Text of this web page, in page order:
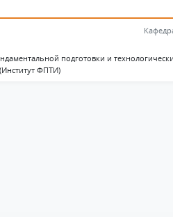
подготовки и
ФПТИ)